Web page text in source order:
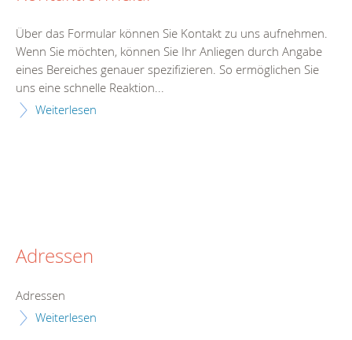
Über das Formular können Sie Kontakt zu uns aufnehmen.
Wenn Sie möchten, können Sie Ihr Anliegen durch Angabe
eines Bereiches genauer spezifizieren. So ermöglichen Sie
uns eine schnelle Reaktion...
Weiterlesen
Adressen
Adressen
Weiterlesen